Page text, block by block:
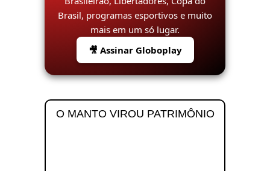
Brasil, programas esportivos e muito
mais em um só lugar.
🎥 Assinar Globoplay
O MANTO VIROU PATRIMÔNIO